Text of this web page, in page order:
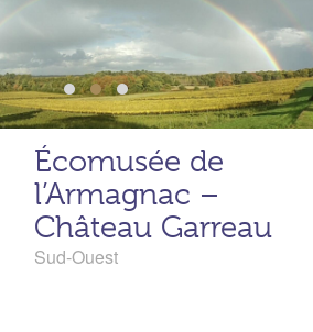
Écomusée de
l’Armagnac –
Château Garreau
Sud-Ouest